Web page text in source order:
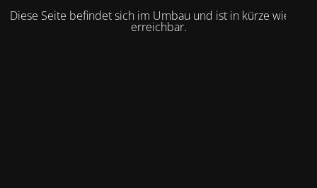
Diese Seite befindet sich im Umbau und ist in kürze wieder
erreichbar.